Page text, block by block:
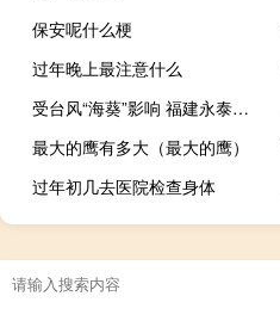
保安呢什么梗
过年晚上最注意什么
受台风“海葵”影响 福建永泰全县客运班线、公交和出租车辆暂停营运
最大的鹰有多大（最大的鹰）
过年初几去医院检查身体